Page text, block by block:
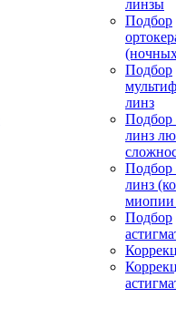
линзы
Подбор
Подбор
линз
Подбор
линз
Подбор
линз
миопии
Подбор